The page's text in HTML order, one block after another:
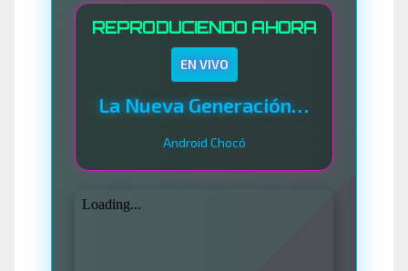
REPRODUCIENDO AHORA
EN VIVO
La Nueva Generación Del Sistema
Android Chocó